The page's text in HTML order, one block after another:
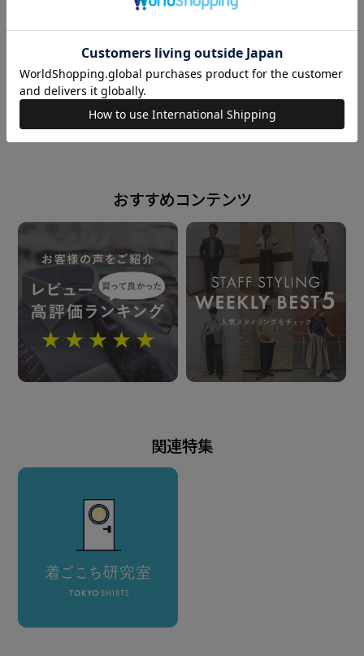
り、長時間の作業や日常の動作においても動きやすさと
快適性を保ちやすくしています。
ノータイでの着用をイメージしたボタンダウンシャツ
なので、すっきりとしたラインを強調するために通常サ
イズと比べてすっきりとしたサイズ感に調整しました。
ボタンダウンカラー
素材
綿100%
形態安定加工
カフリンクス兼用不可（アジャストボタンあり）
胸ポケット（左胸）付き（ホームベース型）
背ヨーク・背面脇：ダーツあり
前立：裏前立仕様
原産国
中国
おすすめコンテンツ
関連特集